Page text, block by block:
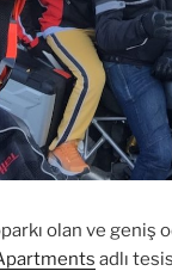
olan ve geniş
adlı